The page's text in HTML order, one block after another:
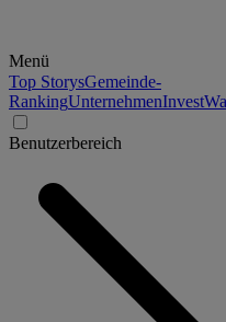
Menü
Top StorysGemeinde-
RankingUnternehmenInvest
Benutzerbereich